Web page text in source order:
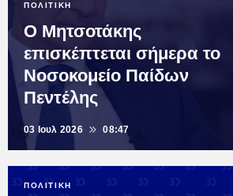
ΠΟΛΙΤΙΚΗ
Ο Μητσοτάκης
επισκέπτεται σήμερα το
Νοσοκομείο Παίδων
Πεντέλης
03 Ιουλ 2026 08:47
ΠΟΛΙΤΙΚΗ